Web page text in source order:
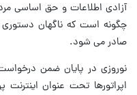
آزادی اطلاعات و حق اساسی
چگونه است که ناگهان
صادر می شود.
نوروزی در پایان ضمن
اپراتورها تحت عنوان